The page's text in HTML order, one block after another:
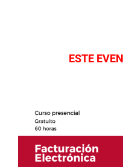
ESTE